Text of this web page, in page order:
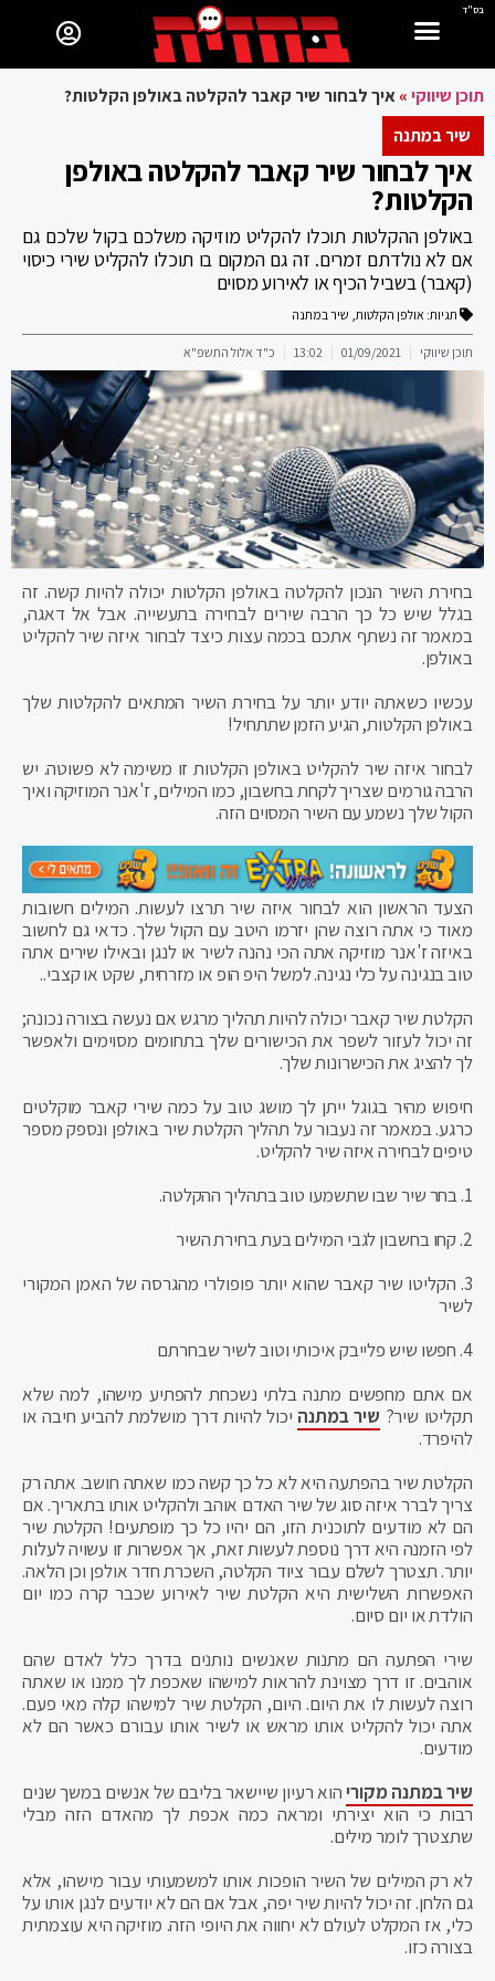
בס"ד
תוכן שיווקי»איך לבחור שיר קאבר להקלטה באולפן הקלטות?
שיר במתנה
איך לבחור שיר קאבר להקלטה באולפן
הקלטות?
באולפן ההקלטות תוכלו להקליט מוזיקה משלכם בקול שלכם גם
אם לא נולדתם זמרים. זה גם המקום בו תוכלו להקליט שירי כיסוי
(קאבר) בשביל הכיף או לאירוע מסוים
תגיות: אולפן הקלטות, שיר במתנה
תוכן שיווקי 01/09/2021
13:02 כ"ד אלול התשפ"א
בחירת השיר הנכון להקלטה באולפן הקלטות יכולה להיות קשה. זה
בגלל שיש כל כך הרבה שירים לבחירה בתעשייה. אבל אל דאגה,
במאמר זה נשתף אתכם בכמה עצות כיצד לבחור איזה שיר להקליט
באולפן.
עכשיו כשאתה יודע יותר על בחירת השיר המתאים להקלטות שלך
באולפן הקלטות, הגיע הזמן שתתחיל!
לבחור איזה שיר להקליט באולפן הקלטות זו משימה לא פשוטה. יש
הרבה גורמים שצריך לקחת בחשבון, כמו המילים, ז'אנר המוזיקה ואיך
הקול שלך נשמע עם השיר המסוים הזה.
הצעד הראשון הוא לבחור איזה שיר תרצו לעשות. המילים חשובות
מאוד כי אתה רוצה שהן יזרמו היטב עם הקול שלך. כדאי גם לחשוב
באיזה ז'אנר מוזיקה אתה הכי נהנה לשיר או לנגן ובאילו שירים אתה
טוב בנגינה על כלי נגינה. למשל היפ הופ או מזרחית, שקט או קצבי..
הקלטת שיר קאבר יכולה להיות תהליך מרגש אם נעשה בצורה נכונה;
זה יכול לעזור לשפר את הכישורים שלך בתחומים מסוימים ולאפשר
לך להציג את הכישרונות שלך.
חיפוש מהיר בגוגל ייתן לך מושג טוב על כמה שירי קאבר מוקלטים
כרגע. במאמר זה נעבור על תהליך הקלטת שיר באולפן ונספק מספר
טיפים לבחירה איזה שיר להקליט.
1. בחר שיר שבו שתשמעו טוב בתהליך ההקלטה.
2. קחו בחשבון לגבי המילים בעת בחירת השיר
3. הקליטו שיר קאבר שהוא יותר פופולרי מהגרסה של האמן המקורי
לשיר
4. חפשו שיש פלייבק איכותי וטוב לשיר שבחרתם
אם אתם מחפשים מתנה בלתי נשכחת להפתיע מישהו, למה שלא
תקליטו שיר? שיר במתנה יכול להיות דרך מושלמת להביע חיבה או
להיפרד.
הקלטת שיר בהפתעה היא לא כל כך קשה כמו שאתה חושב. אתה רק
צריך לברר איזה סוג של שיר האדם אוהב ולהקליט אותו בתאריך. אם
הם לא מודעים לתוכנית הזו, הם יהיו כל כך מופתעים! הקלטת שיר
לפי הזמנה היא דרך נוספת לעשות זאת, אך אפשרות זו עשויה לעלות
יותר. תצטרך לשלם עבור ציוד הקלטה, השכרת חדר אולפן וכן הלאה.
האפשרות השלישית היא הקלטת שיר לאירוע שכבר קרה כמו יום
הולדת או יום סיום.
שירי הפתעה הם מתנות שאנשים נותנים בדרך כלל לאדם שהם
אוהבים. זו דרך מצוינת להראות למישהו שאכפת לך ממנו או שאתה
רוצה לעשות לו את היום. היום, הקלטת שיר למישהו קלה מאי פעם.
אתה יכול להקליט אותו מראש או לשיר אותו עבורם כאשר הם לא
מודעים.
שיר במתנה מקוריהוא רעיון שיישאר בליבם של אנשים במשך שנים
רבות כי הוא יצירתי ומראה כמה אכפת לך מהאדם הזה מבלי
שתצטרך לומר מילים.
לא רק המילים של השיר הופכות אותו למשמעותי עבור מישהו, אלא
גם הלחן. זה יכול להיות שיר יפה, אבל אם הם לא יודעים לנגן אותו על
כלי, אז המקלט לעולם לא יחווה את היופי הזה. מוזיקה היא עוצמתית
בצורה כזו.